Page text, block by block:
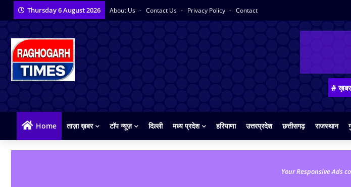
Thursday 6 August 2026 About Us Contact Us Privacy Policy Contact
# ख़बर
Home ताज़ा ख़बर टॉप न्यूज़ दिल्ली मध्य प्रदेश हरियाणा उत्तरप्रदेश छत्तीसगढ़ राजस्थान
Your Responsive Ads